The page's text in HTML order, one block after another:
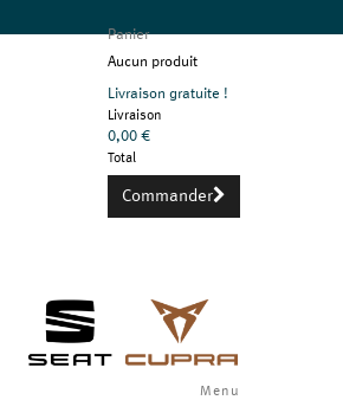
Panier
Aucun produit
Livraison gratuite !
Livraison
0,00 €
Total
Commander
Menu